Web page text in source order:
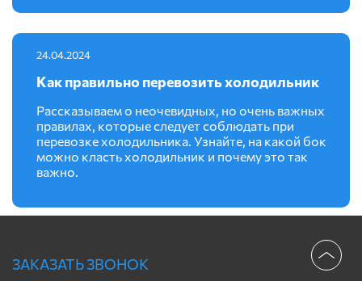
24.04.2024
Как правильно перевозить холодильник
Рассказываем о неочевидных, но очень важных
правилах, которые следует соблюдать при
перевозке холодильника. Узнайте, на какой бок
можно класть холодильник и почему это так
важно.
ЗАКАЗАТЬ ЗВОНОК